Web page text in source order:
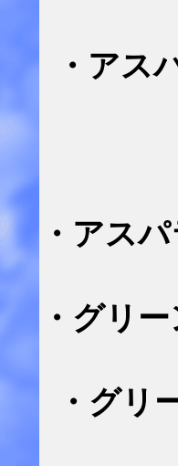
・アス
・アス
・グリ
・グリ